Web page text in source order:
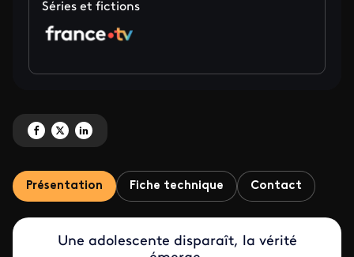
Séries et fictions
Partagez 'La mère et l'assassin' sur Facebook
Partagez 'La mère et l'assassin' sur X
Partagez 'La mère et l'assassin' sur LinkedIn
Présentation Fiche technique Contact
Une adolescente disparaît, la vérité